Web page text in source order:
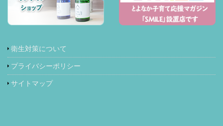
衛生対策について
プライバシーポリシー
サイトマップ